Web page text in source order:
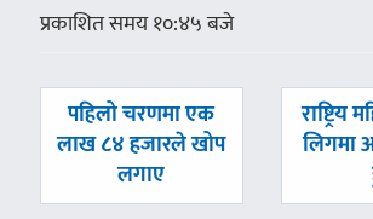
प्रकाशित समय १०:४५ बजे
पछिल्लाे
-
पहिलो चरणमा एक
लाख ८४ हजारले खोप
लगाए
अघिल्लाे
-